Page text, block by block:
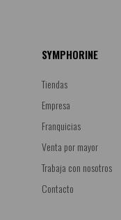
SYMPHORINE
Tiendas
Empresa
Franquicias
Venta por mayor
Trabaja con nosotros
Contacto